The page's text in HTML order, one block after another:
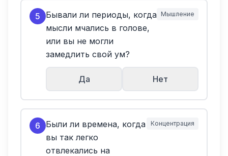
5
Бывали ли периоды, когда
мысли мчались в голове,
или вы не могли
замедлить свой ум?
Мышление
Да Нет
6
Были ли времена, когда
вы так легко
отвлекались на
Концентрация